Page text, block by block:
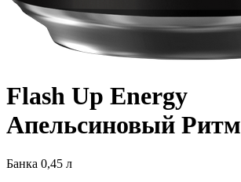
Flash Up Energy
Апельсиновый Ритм
Банка 0,45 л